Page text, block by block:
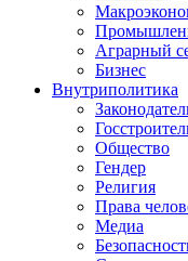
Аграрный
Бизнес
Внутриполитика
Общество
Гендер
Религия
Права
Медиа